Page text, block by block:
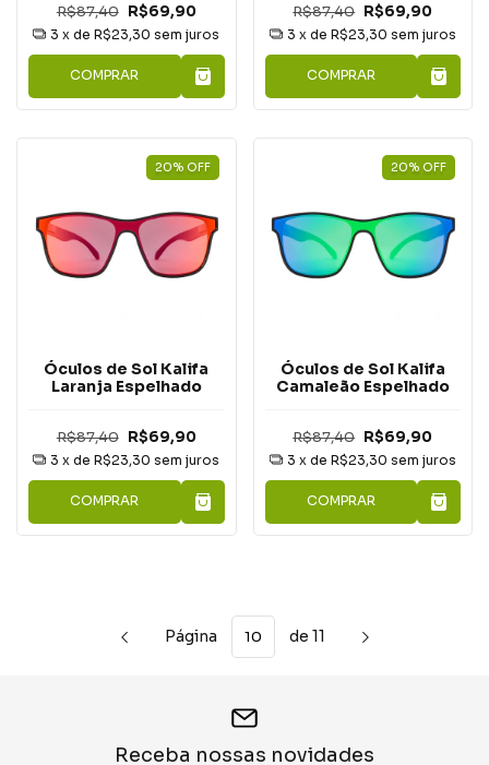
R$87,40 R$69,90
3 x deR$23,30 sem juros
COMPRAR
R$87,40 R$69,90
3 x de R$23,30 sem juros
COMPRAR
20% OFF
Óculos de Sol Kalifa
Laranja Espelhado
R$87,40 R$69,90
3 x deR$23,30 sem juros
COMPRAR
20% OFF
Óculos de Sol Kalifa
Camaleão Espelhado
R$87,40 R$69,90
3 x de R$23,30 sem juros
COMPRAR
Página de 11
Receba nossas novidades